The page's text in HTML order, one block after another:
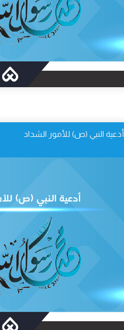
أدعية النبي (ص) للأمور الشداد